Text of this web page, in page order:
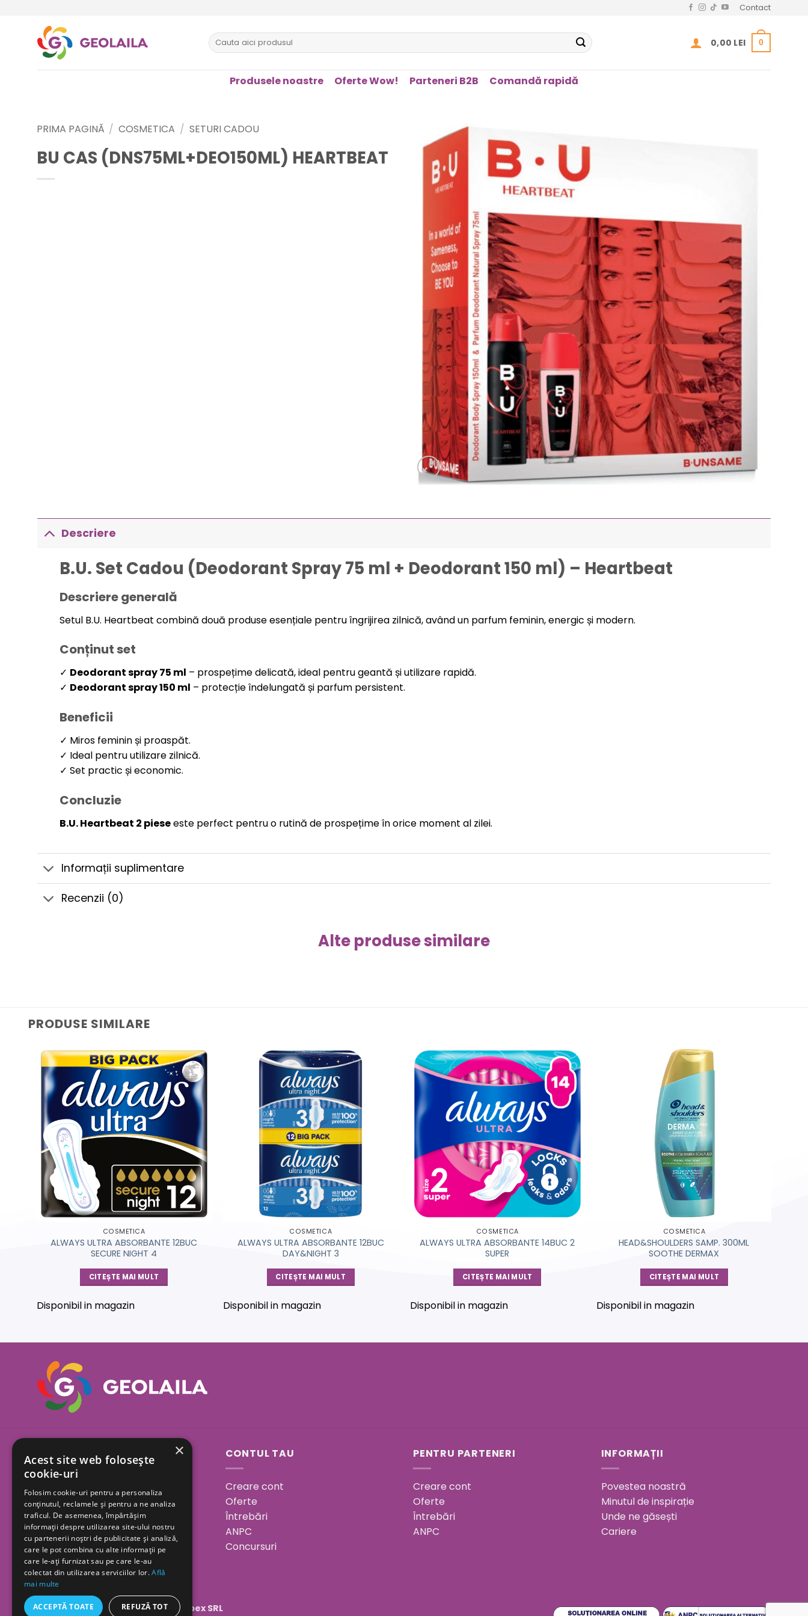
conținut
Contact
Caută
după:
0,00 LEI 0
Produsele noastre Oferte Wow! Parteneri B2B Comandă rapidă
PRIMA PAGINĂ / COSMETICA / SETURI CADOU
BU CAS (DNS75ML+DEO150ML) HEARTBEAT
Descriere
B.U. Set Cadou (Deodorant Spray 75 ml + Deodorant 150 ml) – Heartbeat
Descriere generală
Setul B.U. Heartbeat combină două produse esențiale pentru îngrijirea zilnică, având un parfum feminin, energic și modern.
Conținut set
✓ Deodorant spray 75 ml – prospețime delicată, ideal pentru geantă și utilizare rapidă.
✓ Deodorant spray 150 ml – protecție îndelungată și parfum persistent.
Beneficii
✓ Miros feminin și proaspăt.
✓ Ideal pentru utilizare zilnică.
✓ Set practic și economic.
Concluzie
B.U. Heartbeat 2 pieseeste perfect pentru o rutină de prospețime în orice moment al zilei.
Informații suplimentare
Recenzii (0)
Alte produse similare
PRODUSE SIMILARE
COSMETICA
ALWAYS ULTRA ABSORBANTE 12BUC
SECURE NIGHT 4
CITEȘTE MAI MULT
Disponibil in magazin
COSMETICA
ALWAYS ULTRA ABSORBANTE 12BUC
DAY&NIGHT 3
CITEȘTE MAI MULT
Disponibil in magazin
COSMETICA
ALWAYS ULTRA ABSORBANTE 14BUC 2
SUPER
CITEȘTE MAI MULT
Disponibil in magazin
COSMETICA
HEAD&SHOULDERS SAMP. 300ML
SOOTHE DERMAX
CITEȘTE MAI MULT
Disponibil in magazin
Sos. Bucuresti - Urziceni
23A, Afumati, Ilfov
Program:
Luni - Vineri 08.00 - 18.00
Sâmbătă 08.00 - 15.00
Duminica închis
0730 094 173
CONTUL TAU
Creare cont
Oferte
Întrebări
ANPC
Concursuri
PENTRU PARTENERI
Creare cont
Oferte
Întrebări
ANPC
INFORMAȚII
Povestea noastră
Minutul de inspirație
Unde ne găsești
Cariere
Copyright 2026 © Geolaila Comimpex SRL
×
Acest site web folosește
cookie-uri
Folosim cookie-uri pentru a personaliza
conținutul, reclamele și pentru a ne analiza
traficul. De asemenea, împărtășim
informații despre utilizarea site-ului nostru
cu partenerii noștri de publicitate și analiză,
care le pot combina cu alte informații pe
care le-ați furnizat sau pe care le-au
colectat din utilizarea serviciilor lor.Află
mai multe
ACCEPTĂ TOATE REFUZĂ TOT